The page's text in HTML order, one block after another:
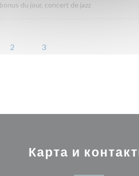
du jour, concert de jazz
2 3
Карта и